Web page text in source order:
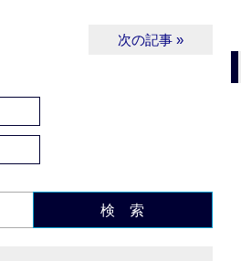
次の記事 »
検 索